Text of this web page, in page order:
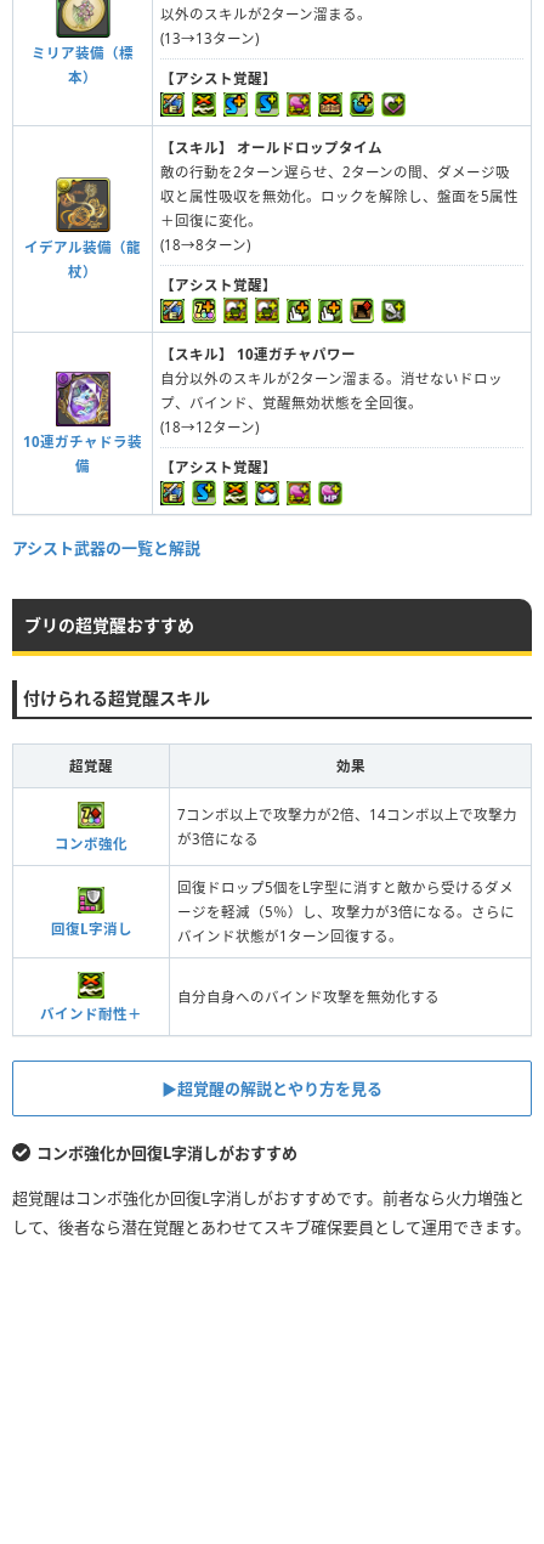
ミリア装備（標
本）
以外のスキルが2ターン溜まる。
(13→13ターン)
【アシスト覚醒】
イデアル装備（龍
杖）
【スキル】
オールドロップタイム
敵の行動を2ターン遅らせ、2ターンの間、ダメージ吸
収と属性吸収を無効化。ロックを解除し、盤面を5属性
＋回復に変化。
(18→8ターン)
【アシスト覚醒】
10連ガチャドラ装
備
【スキル】
10連ガチャパワー
自分以外のスキルが2ターン溜まる。消せないドロッ
プ、バインド、覚醒無効状態を全回復。
(18→12ターン)
【アシスト覚醒】
アシスト武器の一覧と解説
ブリの超覚醒おすすめ
付けられる超覚醒スキル
超覚醒 効果
コンボ強化
7コンボ以上で攻撃力が2倍、14コンボ以上で攻撃力
が3倍になる
回復L字消し
回復ドロップ5個をL字型に消すと敵から受けるダメ
ージを軽減（5％）し、攻撃力が3倍になる。さらに
バインド状態が1ターン回復する。
バインド耐性＋
自分自身へのバインド攻撃を無効化する
▶︎超覚醒の解説とやり方を見る
コンボ強化か回復L字消しがおすすめ
超覚醒はコンボ強化か回復L字消しがおすすめです。前者なら火力増強と
して、後者なら潜在覚醒とあわせてスキブ確保要員として運用できます。